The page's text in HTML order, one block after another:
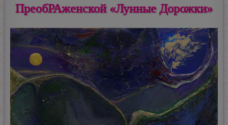
ПреобРАженской «Лунные Дорожки»